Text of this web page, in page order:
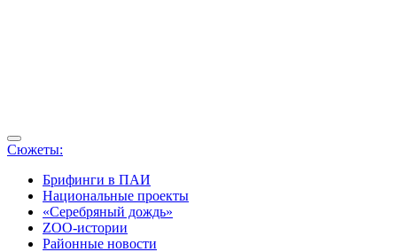
Сюжеты:
Брифинги в ПАИ
Национальные проекты
«Серебряный дождь»
ZOO-истории
Районные новости